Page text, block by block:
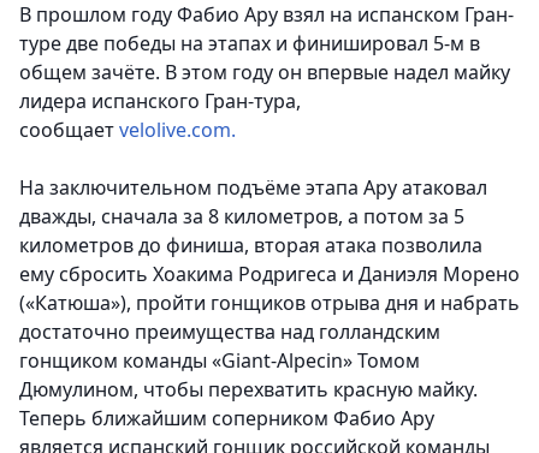
В прошлом году Фабио Ару взял на испанском Гран-
туре две победы на этапах и финишировал 5-м в
общем зачёте. В этом году он впервые надел майку
лидера испанского Гран-тура,
сообщаетvelolive.com.
На заключительном подъёме этапа Ару атаковал
дважды, сначала за 8 километров, а потом за 5
километров до финиша, вторая атака позволила
ему сбросить Хоакима Родригеса и Даниэля Морено
(«Катюша»), пройти гонщиков отрыва дня и набрать
достаточно преимущества над голландским
гонщиком команды «Giant-Alpecin» Томом
Дюмулином, чтобы перехватить красную майку.
Теперь ближайшим соперником Фабио Ару
является испанский гонщик российской команды